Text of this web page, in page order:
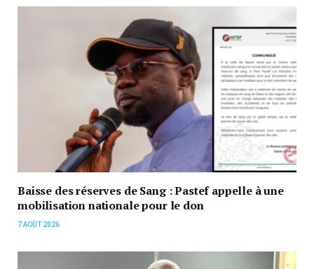
Baisse des réserves de Sang : Pastef appelle à une
mobilisation nationale pour le don
7 AOÛT 2026